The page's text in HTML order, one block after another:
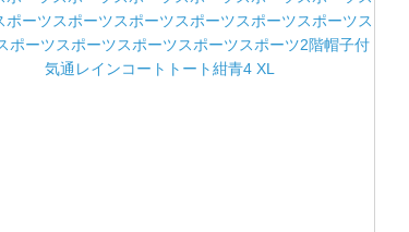
コートトート紺青4 XL